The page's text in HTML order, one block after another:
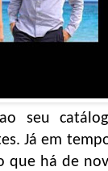
seu
Já em
que há de